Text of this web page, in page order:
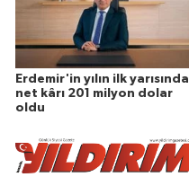
Erdemir'in yılın ilk yarısında
net kârı 201 milyon dolar
oldu